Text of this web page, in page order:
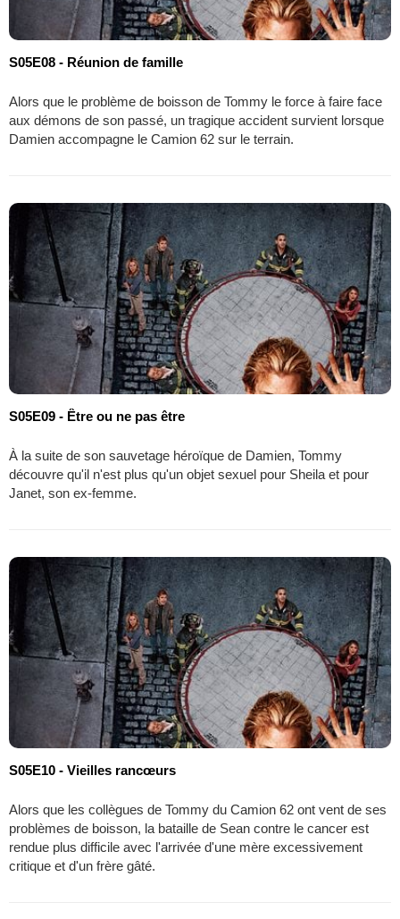
S05E08 - Réunion de famille
Alors que le problème de boisson de Tommy le force à faire face
aux démons de son passé, un tragique accident survient lorsque
Damien accompagne le Camion 62 sur le terrain.
S05E09 - Être ou ne pas être
À la suite de son sauvetage héroïque de Damien, Tommy
découvre qu'il n'est plus qu'un objet sexuel pour Sheila et pour
Janet, son ex-femme.
S05E10 - Vieilles rancœurs
Alors que les collègues de Tommy du Camion 62 ont vent de ses
problèmes de boisson, la bataille de Sean contre le cancer est
rendue plus difficile avec l'arrivée d'une mère excessivement
critique et d'un frère gâté.